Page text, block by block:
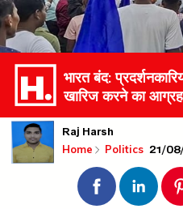
भारत बंद:
खारिज करने का आग्रह
Raj Harsh
Home Politics 21/